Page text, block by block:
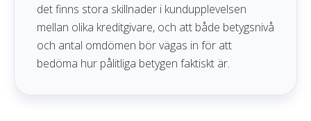
det finns stora skillnader i kundupplevelsen
mellan olika kreditgivare, och att både betygsnivå
och antal omdömen bör vägas in för att
bedöma hur pålitliga betygen faktiskt är.